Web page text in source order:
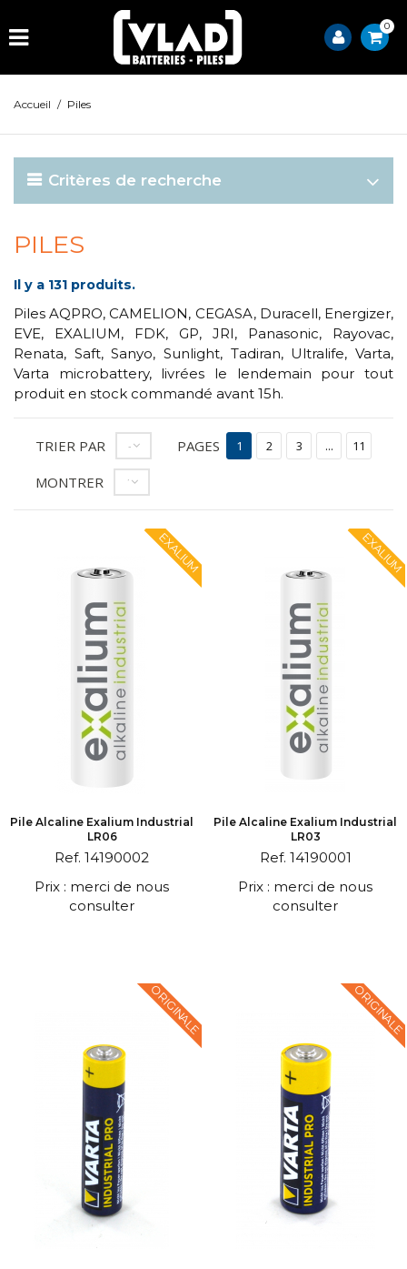
0
Accueil / Piles
Critères de recherche
PILES
Il y a 131 produits.
Piles AQPRO, CAMELION, CEGASA, Duracell, Energizer,
EVE, EXALIUM, FDK, GP, JRI, Panasonic, Rayovac,
Renata, Saft, Sanyo, Sunlight, Tadiran, Ultralife, Varta,
Varta microbattery, livrées le lendemain pour tout
produit en stock commandé avant 15h.
TRIER PAR --
MONTRER 12
PAGES 1 2 3 ... 11
EXALIUM
Pile Alcaline Exalium Industrial
LR06
Ref. 14190002
Prix : merci de nous
consulter
EXALIUM
Pile Alcaline Exalium Industrial
LR03
Ref. 14190001
Prix : merci de nous
consulter
ORIGINALE ORIGINALE